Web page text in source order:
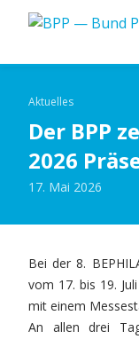
Aktuelles
Der BPP
2026
17. Mai 2026
Bei der 8.
vom 17. bis 19.
mit einem
An allen drei